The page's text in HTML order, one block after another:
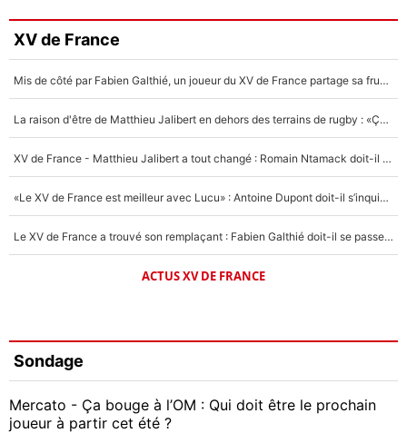
XV de France
Mis de côté par Fabien Galthié, un joueur du XV de France partage sa frustration : «ils ne me l’ont pas dit tout de suite»
La raison d'être de Matthieu Jalibert en dehors des terrains de rugby : «Ça m'atteint autant que si tu touches à un membre de ma famille»
XV de France - Matthieu Jalibert a tout changé : Romain Ntamack doit-il s’inquiéter pour sa place à un an de la Coupe du monde ?
«Le XV de France est meilleur avec Lucu» : Antoine Dupont doit-il s’inquiéter pour sa place ?
Le XV de France a trouvé son remplaçant : Fabien Galthié doit-il se passer d'Antoine Dupont ?
ACTUS XV DE FRANCE
Sondage
Mercato - Ça bouge à l’OM : Qui doit être le prochain
joueur à partir cet été ?